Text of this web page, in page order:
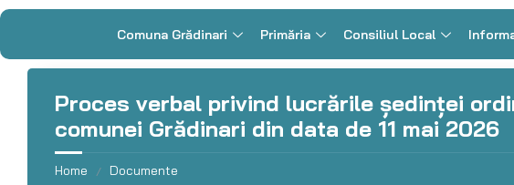
Comuna Grădinari Primăria Consiliul Local
Proces verbal privind lucrările ședinței
comunei Grădinari din data de 11 mai 2026
Home / Documente